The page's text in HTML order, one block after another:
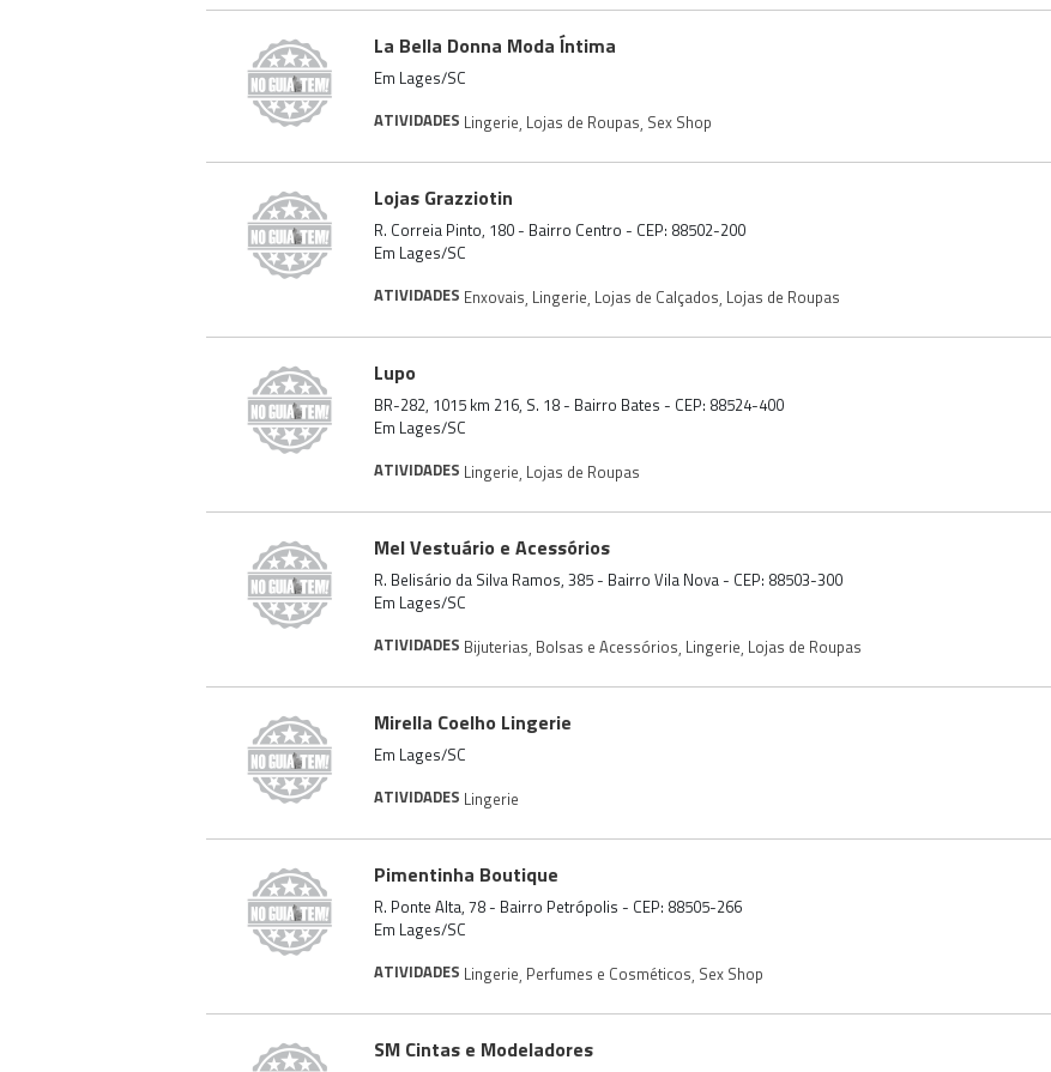
La Bella Donna Moda Íntima
Em Lages/SC
ATIVIDADES Lingerie, Lojas de Roupas, Sex Shop
Lojas Grazziotin
R. Correia Pinto, 180 - Bairro Centro - CEP: 88502-200
Em Lages/SC
ATIVIDADES Enxovais, Lingerie, Lojas de Calçados, Lojas de Roupas
Lupo
BR-282, 1015 km 216, S. 18 - Bairro Bates - CEP: 88524-400
Em Lages/SC
ATIVIDADES Lingerie, Lojas de Roupas
Mel Vestuário e Acessórios
R. Belisário da Silva Ramos, 385 - Bairro Vila Nova - CEP: 88503-300
Em Lages/SC
ATIVIDADES Bijuterias, Bolsas e Acessórios, Lingerie, Lojas de Roupas
Mirella Coelho Lingerie
Em Lages/SC
ATIVIDADES Lingerie
Pimentinha Boutique
R. Ponte Alta, 78 - Bairro Petrópolis - CEP: 88505-266
Em Lages/SC
ATIVIDADES Lingerie, Perfumes e Cosméticos, Sex Shop
SM Cintas e Modeladores